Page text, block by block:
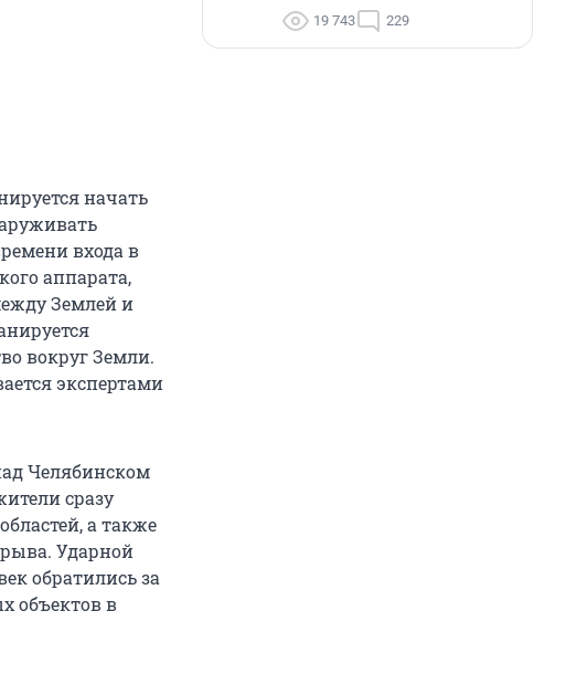
начать
входа в
аппарата,
Землей и
вокруг Земли.
экспертами
Челябинском
сразу
а также
Ударной
обратились за
объектов в
19 743 229